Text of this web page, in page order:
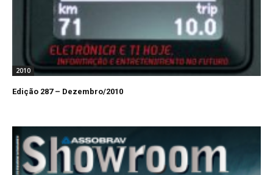
2010
Edição 287 – Dezembro/2010